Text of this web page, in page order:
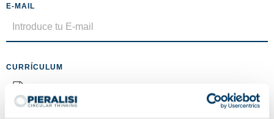
E-MAIL
CURRÍCULUM
Tamaño máximo 5MB (.pdf)